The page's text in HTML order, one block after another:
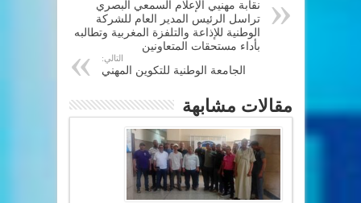
نقابة مهنيي الإعلام السمعي البصري
تراسل الرئيس المدير العام للشركة
الوطنية للإذاعة والتلفزة المغربية وتطالبه
بأداء مستحقات المتعاونين
التالي:
الجامعة الوطنية للتكوين المهني
مقالات مشابهة